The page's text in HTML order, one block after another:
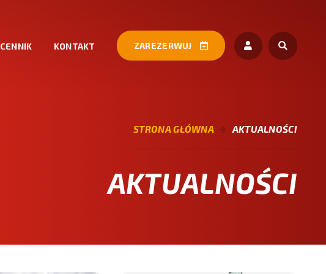
CENNIK KONTAKT ZAREZERWUJ
STRONA GŁÓWNA AKTUALNOŚCI
AKTUALNOŚCI